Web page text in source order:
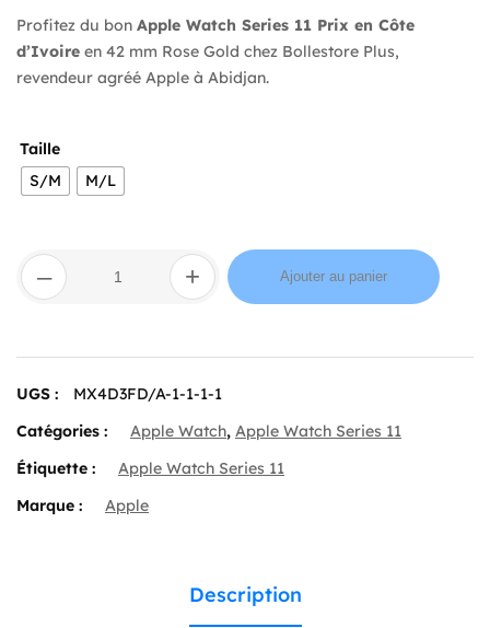
Profitez du bon Apple Watch Series 11 Prix en Côte
d’Ivoire en 42 mm Rose Gold chez Bollestore Plus,
revendeur agréé Apple à Abidjan.
Taille
S/M
M/L
–
quantité
de
Apple
11 GPS 42mm Rose
Aluminium
with
Light
Blush
Band
+ Ajouter au panier
UGS :
MX4D3FD/A-1-1-1-1
Catégories :
Apple Watch, Apple Watch Series 11
Étiquette :
Apple Watch Series 11
Marque :
Apple
Description